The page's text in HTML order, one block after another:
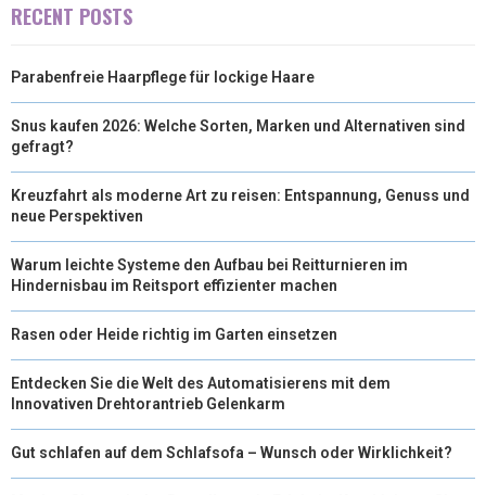
E
R
K S
T
RECENT POSTS
Parabenfreie Haarpflege für lockige Haare
Snus kaufen 2026: Welche Sorten, Marken und Alternativen sind
gefragt?
Kreuzfahrt als moderne Art zu reisen: Entspannung, Genuss und
neue Perspektiven
Warum leichte Systeme den Aufbau bei Reitturnieren im
Hindernisbau im Reitsport effizienter machen
Rasen oder Heide richtig im Garten einsetzen
Entdecken Sie die Welt des Automatisierens mit dem
Innovativen Drehtorantrieb Gelenkarm
Gut schlafen auf dem Schlafsofa – Wunsch oder Wirklichkeit?